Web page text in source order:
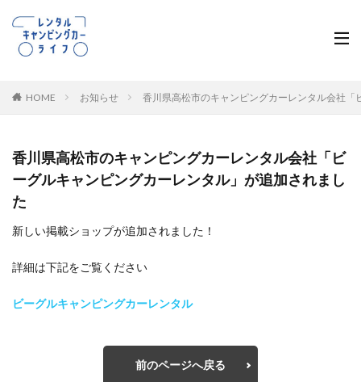
HOME お知らせ 香川県高松市のキャンピングカーレンタル会社
香川県高松市のキャンピングカーレンタル会社「ビ
ーグルキャンピングカーレンタル」が追加されまし
た
新しい掲載ショップが追加されました！
詳細は下記をご覧ください
ビーグルキャンピングカーレンタル
前のページへ戻る